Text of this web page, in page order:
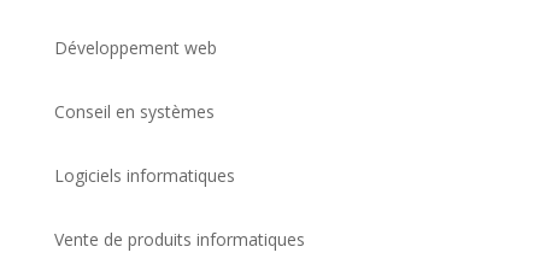
Développement web
Conseil en systèmes
Logiciels informatiques
Vente de produits informatiques